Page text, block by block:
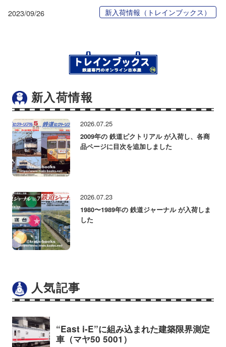
2023/09/26 新入荷情報（トレインブックス）
新入荷情報
2026.07.25
2009年の 鉄道ピクトリアル が入荷し、各商
品ページに目次を追加しました
2026.07.23
1980〜1989年の 鉄道ジャーナル が入荷しま
した
人気記事